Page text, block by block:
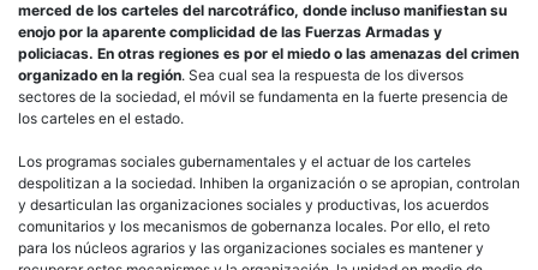
merced de los carteles del narcotráfico, donde incluso manifiestan su
enojo por la aparente complicidad de las Fuerzas Armadas y
policiacas. En otras regiones es por el miedo o las amenazas del crimen
organizado en la región. Sea cual sea la respuesta de los diversos
sectores de la sociedad, el móvil se fundamenta en la fuerte presencia de
los carteles en el estado.
Los programas sociales gubernamentales y el actuar de los carteles
despolitizan a la sociedad. Inhiben la organización o se apropian, controlan
y desarticulan las organizaciones sociales y productivas, los acuerdos
comunitarios y los mecanismos de gobernanza locales. Por ello, el reto
para los núcleos agrarios y las organizaciones sociales es mantener y